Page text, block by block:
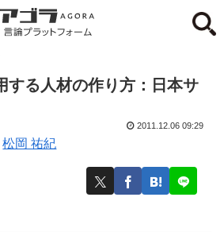
する人材の作り方：日本サ
松岡 祐紀
2011.12.06 09:29